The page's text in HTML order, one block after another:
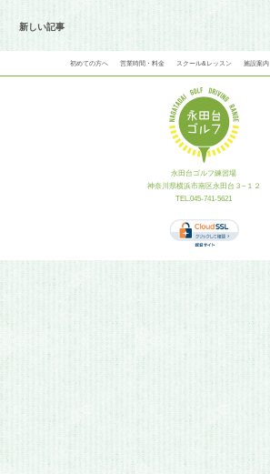
新しい記事
初めての方へ 営業時間・料金 スクール&レッスン 施設案内
永田台ゴルフ練習場
神奈川県横浜市南区永田台３−１２
TEL.045-741-5621